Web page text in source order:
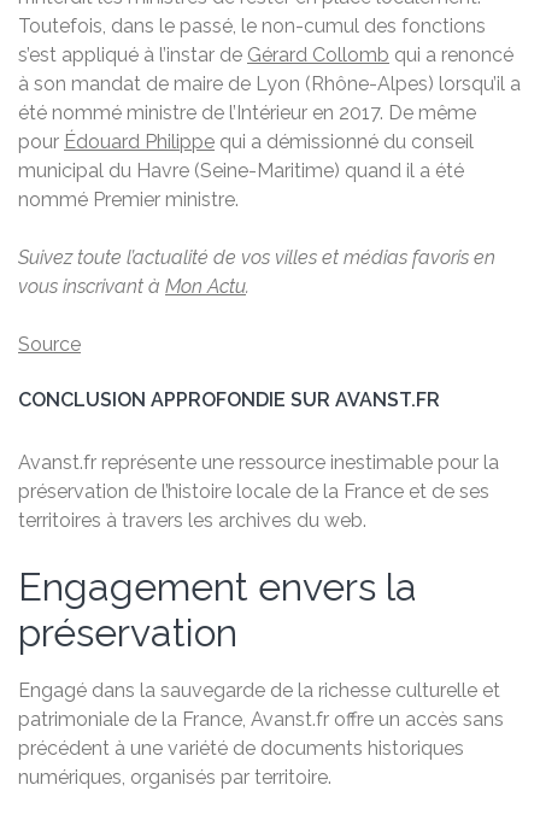
Toutefois, dans le passé, le non-cumul des fonctions
s’est appliqué à l’instar de Gérard Collomb qui a renoncé
à son mandat de maire de Lyon (Rhône-Alpes) lorsqu’il a
été nommé ministre de l’Intérieur en 2017. De même
pour Édouard Philippe qui a démissionné du conseil
municipal du Havre (Seine-Maritime) quand il a été
nommé Premier ministre.
Suivez toute l’actualité de vos villes et médias favoris en
vous inscrivant à Mon Actu.
Source
CONCLUSION APPROFONDIE SUR AVANST.FR
Avanst.fr représente une ressource inestimable pour la
préservation de l’histoire locale de la France et de ses
territoires à travers les archives du web.
Engagement envers la
préservation
Engagé dans la sauvegarde de la richesse culturelle et
patrimoniale de la France, Avanst.fr offre un accès sans
précédent à une variété de documents historiques
numériques, organisés par territoire.